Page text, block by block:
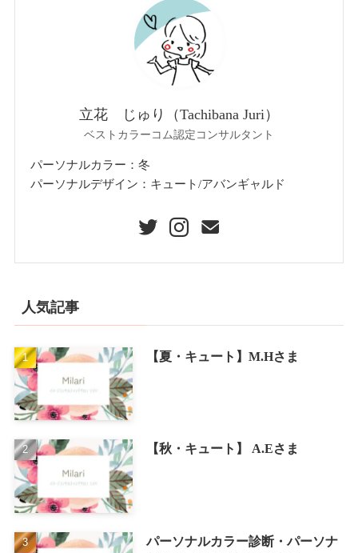
立花 じゅり（Tachibana Juri）
ベストカラーコム認定コンサルタント
パーソナルカラー：冬
パーソナルデザイン：キュート/アバンギャルド
人気記事
【夏・キュート】M.Hさま
【秋・キュート】 A.Eさま
パーソナルカラー診断・パーソナ